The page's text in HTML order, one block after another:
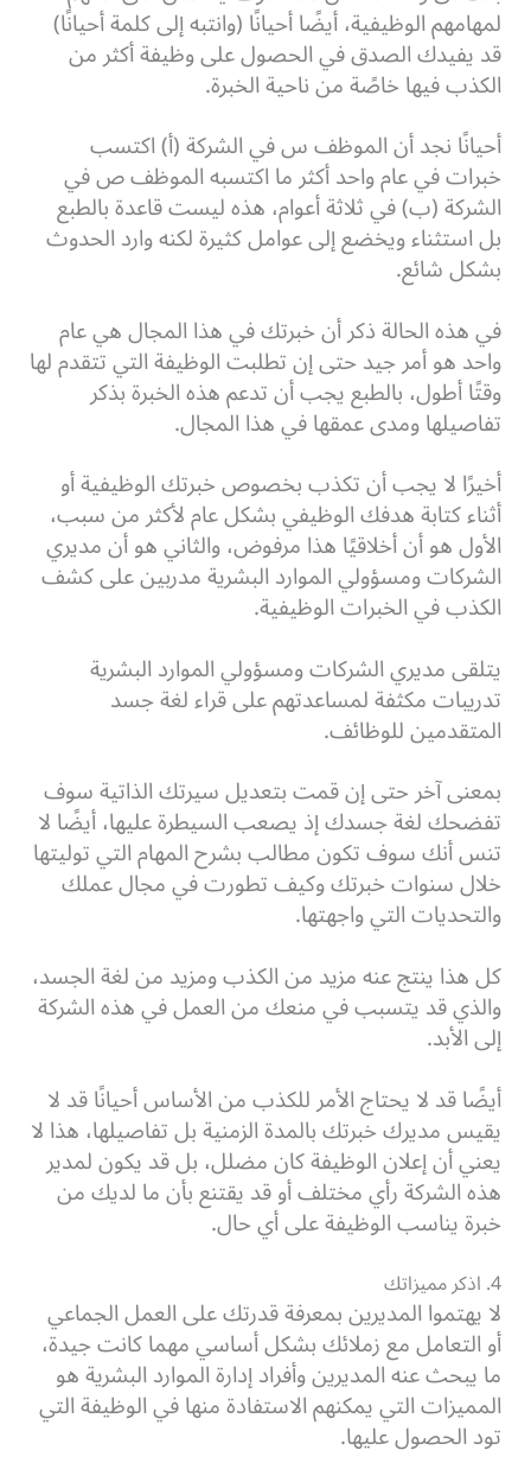
لمهامهم الوظيفية، أيضًا أحيانًا (وانتبه إلى كلمة أحيانًا)
قد يفيدك الصدق في الحصول على وظيفة أكثر من
الكذب فيها خاصًة من ناحية الخبرة.
أحيانًا نجد أن الموظف س في الشركة (أ) اكتسب
خبرات في عام واحد أكثر ما اكتسبه الموظف ص في
الشركة (ب) في ثلاثة أعوام، هذه ليست قاعدة بالطبع
بل استثناء ويخضع إلى عوامل كثيرة لكنه وارد الحدوث
بشكل شائع.
في هذه الحالة ذكر أن خبرتك في هذا المجال هي عام
واحد هو أمر جيد حتى إن تطلبت الوظيفة التي تتقدم لها
وقتًا أطول، بالطبع يجب أن تدعم هذه الخبرة بذكر
تفاصيلها ومدى عمقها في هذا المجال.
أخيرًا لا يجب أن تكذب بخصوص خبرتك الوظيفية أو
أثناء كتابة هدفك الوظيفي بشكل عام لأكثر من سبب،
الأول هو أن أخلاقيًا هذا مرفوض، والثاني هو أن مديري
الشركات ومسؤولي الموارد البشرية مدربين على كشف
الكذب في الخبرات الوظيفية.
يتلقى مديري الشركات ومسؤولي الموارد البشرية
تدريبات مكثفة لمساعدتهم على قراء لغة جسد
المتقدمين للوظائف.
بمعنى آخر حتى إن قمت بتعديل سيرتك الذاتية سوف
تفضحك لغة جسدك إذ يصعب السيطرة عليها، أيضًا لا
تنس أنك سوف تكون مطالب بشرح المهام التي توليتها
خلال سنوات خبرتك وكيف تطورت في مجال عملك
والتحديات التي واجهتها.
كل هذا ينتج عنه مزيد من الكذب ومزيد من لغة الجسد،
والذي قد يتسبب في منعك من العمل في هذه الشركة
إلى الأبد.
أيضًا قد لا يحتاج الأمر للكذب من الأساس أحيانًا قد لا
يقيس مديرك خبرتك بالمدة الزمنية بل تفاصيلها، هذا لا
يعني أن إعلان الوظيفة كان مضلل، بل قد يكون لمدير
هذه الشركة رأي مختلف أو قد يقتنع بأن ما لديك من
خبرة يناسب الوظيفة على أي حال.
4. اذكر مميزاتك
لا يهتموا المديرين بمعرفة قدرتك على العمل الجماعي
أو التعامل مع زملائك بشكل أساسي مهما كانت جيدة،
ما يبحث عنه المديرين وأفراد إدارة الموارد البشرية هو
المميزات التي يمكنهم الاستفادة منها في الوظيفة التي
تود الحصول عليها.